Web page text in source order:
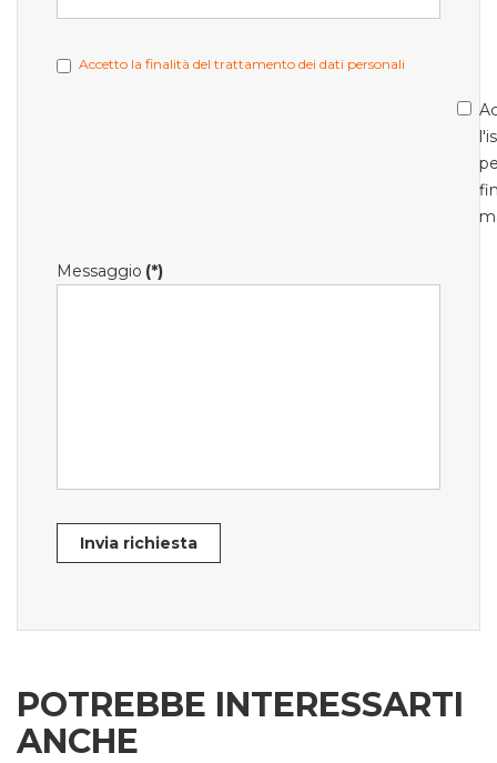
Accetto la finalità del trattamento dei dati personali
Messaggio (*)
Invia richiesta
POTREBBE INTERESSARTI
ANCHE